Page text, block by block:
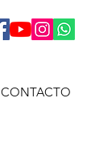
CONTACTO